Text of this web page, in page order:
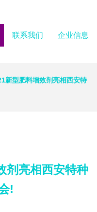
联系我们 企业信息
新型肥料增效剂亮相西安特
剂亮相西安特种
!